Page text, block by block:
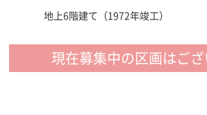
地上6階建て（1972年竣工）
現在募集中の区画はご